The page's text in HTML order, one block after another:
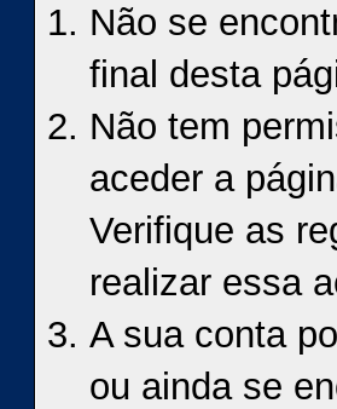
Não se
final desta
Não tem
aceder a
Verifique as
realizar essa
A sua conta
ou ainda se